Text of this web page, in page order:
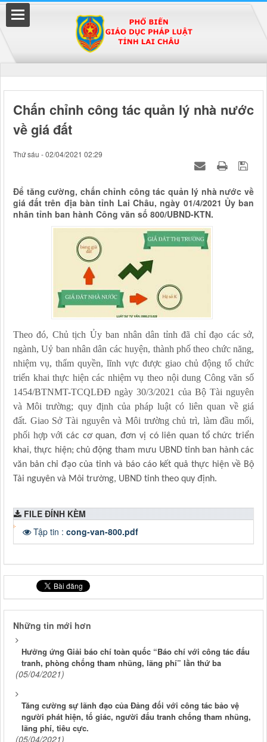
Chấn chỉnh công tác quản lý nhà nước
về giá đất
Thứ sáu - 02/04/2021 02:29
Để tăng cường, chấn chỉnh công tác quản lý nhà nước về
giá đất trên địa bàn tỉnh Lai Châu, ngày 01/4/2021 Ủy ban
nhân tỉnh ban hành Công văn số 800/UBND-KTN.
Theo đó, Chủ tịch Ủy ban nhân dân tỉnh đã chỉ đạo các sở,
ngành, Uỷ ban nhân dân các huyện, thành phố theo chức năng,
nhiệm vụ, thẩm quyền, lĩnh vực được giao chủ động tổ chức
triển khai thực hiện các nhiệm vụ theo nội dung Công văn số
1454/BTNMT-TCQLĐĐ ngày 30/3/2021 của Bộ Tài nguyên
và Môi trường; quy định của pháp luật có liên quan về giá
đất. Giao Sở Tài nguyên và Môi trường chủ trì, làm đầu mối,
phối hợp vớicác cơ quan, đơn vị có liên quan tổ chức triển
khai, thực hiện; chủ động tham mưu UBND tỉnh ban hành các
văn bản chỉ đạo của tỉnh và báo cáo kết quả thực hiện về Bộ
Tài nguyên và Môi trường, UBND tỉnh theo quy định.
FILE ĐÍNH KÈM
Tập tin : cong-van-800.pdf
Những tin mới hơn
Hưởng ứng Giải báo chí toàn quốc “Báo chí với công tác đấu
tranh, phòng chống tham nhũng, lãng phí” lần thứ ba
(05/04/2021)
Tăng cường sự lãnh đạo của Đảng đối với công tác bảo vệ
người phát hiện, tố giác, người đấu tranh chống tham nhũng,
lãng phí, tiêu cực.
(05/04/2021)
Đã kết nối EMC